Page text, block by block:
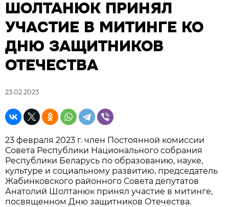
ШОЛТАНЮК ПРИНЯЛ
УЧАСТИЕ В МИТИНГЕ КО
ДНЮ ЗАЩИТНИКОВ
ОТЕЧЕСТВА
23.02.2023
23 февраля 2023 г. член Постоянной комиссии
Совета Республики Национального собрания
Республики Беларусь по образованию, науке,
культуре и социальному развитию, председатель
Жабинковского районного Совета депутатов
Анатолий Шолтанюк принял участие в митинге,
посвященном Дню защитников Отечества.